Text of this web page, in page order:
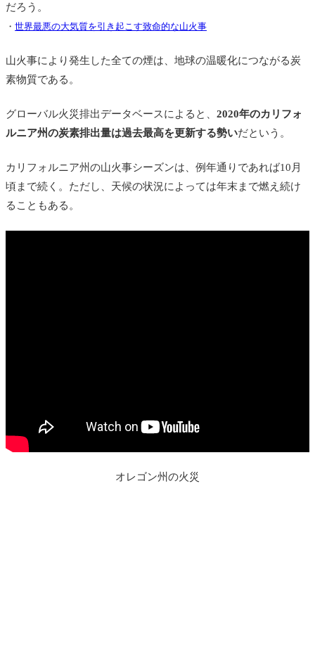
だろう。
・ 世界最悪の大気質を引き起こす致命的な山火事
山火事により発生した全ての煙は、地球の温暖化につながる炭
素物質である。
グローバル火災排出データベースによると、 2020年のカリフォ
ルニア州の炭素排出量は過去最高を更新する勢いだという。
カリフォルニア州の山火事シーズンは、例年通りであれば10月
頃まで続く。ただし、天候の状況によっては年末まで燃え続け
ることもある。
オレゴン州の火災